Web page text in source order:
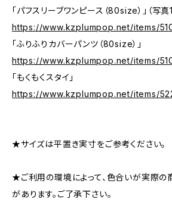
「パフスリーブワンピース（80size）」（写真
https://www.kzplumpop.net/items/
「ふりふりカバーパンツ（80size）」
https://www.kzplumpop.net/items/
「もくもくスタイ」
https://www.kzplumpop.net/items/
★サイズは平置き実寸をご参考ください。
★ご利用の環境によって、色合いが実際の
があります。ご了承下さい。